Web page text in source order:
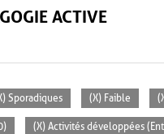
ACTIVE
Sporadiques (X) Faible
(X) Activités développées